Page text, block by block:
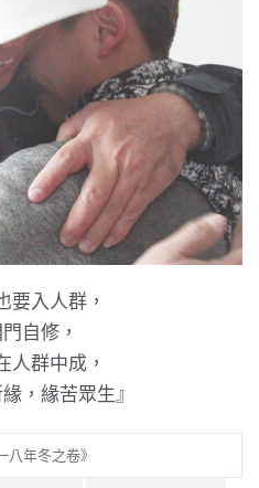
要入人群，
自修，
人群中成，
，緣苦眾生』
年冬之卷》